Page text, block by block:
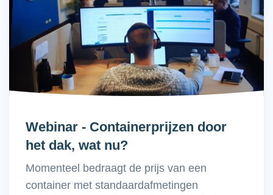
Webinar - Containerprijzen door
het dak, wat nu?
Momenteel bedraagt de prijs van een
container met standaardafmetingen